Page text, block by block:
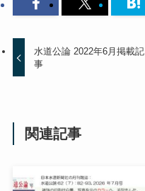
水道公論 2022年6月掲載記
事
関連記事